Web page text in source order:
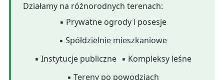
Działamy na różnorodnych terenach:
▪ Prywatne ogrody i posesje
▪ Spółdzielnie mieszkaniowe
▪ Instytucje publiczne ▪ Kompleksy leśne
▪ Tereny po powodziach